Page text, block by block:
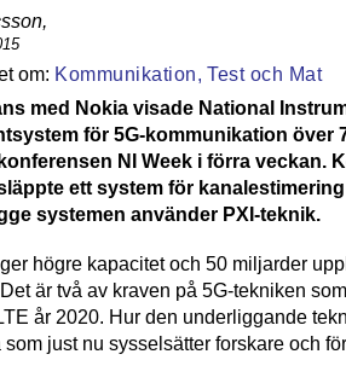
,
Kommunikation, Test och Mat
med Nokia visade National
för 5G-kommunikation över
NI Week i förra veckan.
ett system för
systemen använder PXI-teknik.
högre kapacitet och 50 miljarder
är två av kraven på 5G-tekniken
år 2020. Hur den underliggande
som just nu sysselsätter forskare och